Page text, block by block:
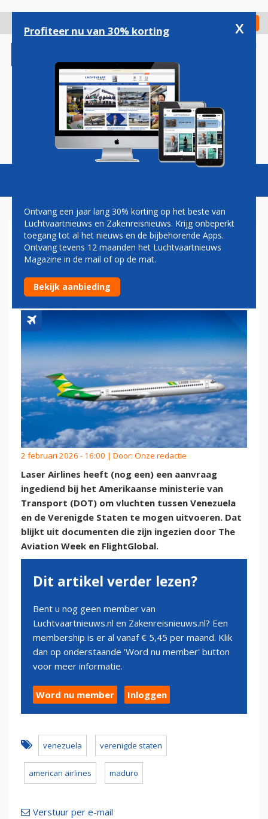
gaan
Check in
Magazine Podcasts Vacatures
VENEZOLAANS LASER
AIRLINES DIENT AANVRAAG
IN VOOR VLUCHTEN NAAR VS
2 februari 2026 - 16:00 | Door: Onze redactie
Laser Airlines heeft (nog een) een aanvraag
ingediend bij het Amerikaanse ministerie van
Transport (DOT) om vluchten tussen Venezuela
en de Verenigde Staten te mogen uitvoeren. Dat
blijkt uit documenten die zijn ingezien door The
Aviation Week en FlightGlobal.
Dit artikel verder lezen?
Bent u nog geen member van
Luchtvaartnieuws.nl en Zakenreisnieuws.nl? Een
membership is er al vanaf € 5,45 per maand. Klik
dan op onderstaande 'Word nu member' button
voor meer informatie.
Word nu member Inloggen
venezuela verenigde staten
american airlines maduro
Verstuur per e-mail
Profiteer nu van 30% korting x
Ontvang een jaar lang 30% korting op het beste van
Luchtvaartnieuws en Zakenreisnieuws. Krijg onbeperkt
toegang tot al het nieuws en de bijbehorende Apps.
Ontvang tevens 12 maanden het Luchtvaartnieuws
Magazine in de mail of op de mat.
Bekijk aanbieding